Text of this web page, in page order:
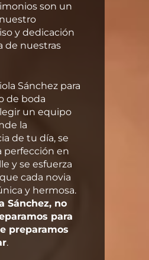
son un
y dedicación
de nuestras
Sánchez para
de boda
un equipo
la
de tu día, se
perfección en
y se esfuerza
cada novia
y hermosa.
Sánchez, no
para
preparamos
.